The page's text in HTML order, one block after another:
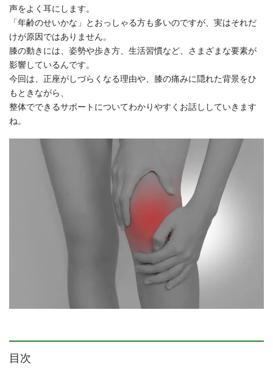
声をよく耳にします。
「年齢のせいかな」とおっしゃる方も多いのですが、実はそれだ
けが原因ではありません。
膝の動きには、姿勢や歩き方、生活習慣など、さまざまな要素が
影響しているんです。
今回は、正座がしづらくなる理由や、膝の痛みに隠れた背景をひ
もときながら、
整体でできるサポートについてわかりやすくお話ししていきます
ね。
目次